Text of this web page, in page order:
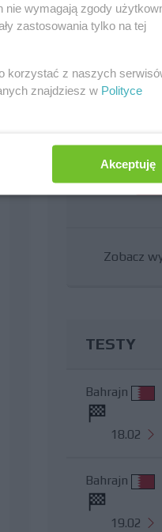
Czy
Zobacz
TESTY
Bahrajn
18.02
Bahrajn
19.02
nie wymagają zgody
zastosowania tylko na tej
korzystać z naszych
znajdziesz w Polityce
Akceptuję